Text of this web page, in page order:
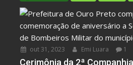
out 31, 2023 Emi Luara 1
Cerimônia da 2ª